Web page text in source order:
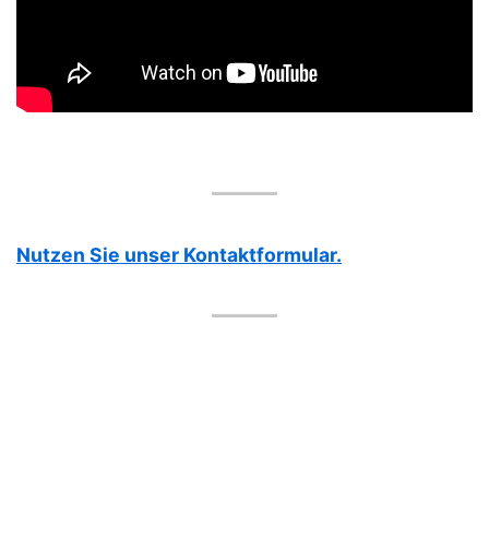
Nutzen Sie unser Kontaktformular.